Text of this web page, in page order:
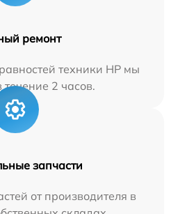
ремонт
техники HP мы
течение 2 часов.
запчасти
от производителя в